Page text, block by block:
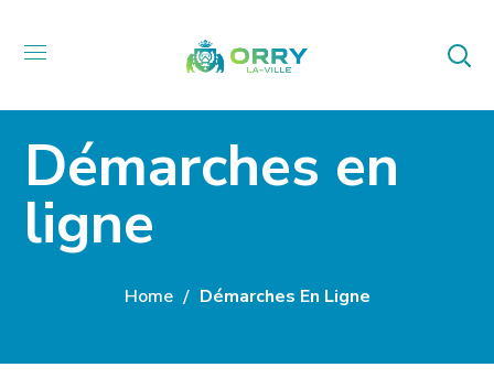
Démarches en
ligne
Home Démarches En Ligne